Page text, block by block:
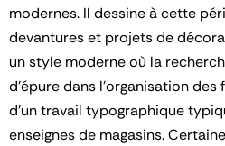
modernes. Il dessine à cette
devantures et projets de
un style moderne où la
d'épure dans l'organisation des
d'un travail typographique
enseignes de magasins.